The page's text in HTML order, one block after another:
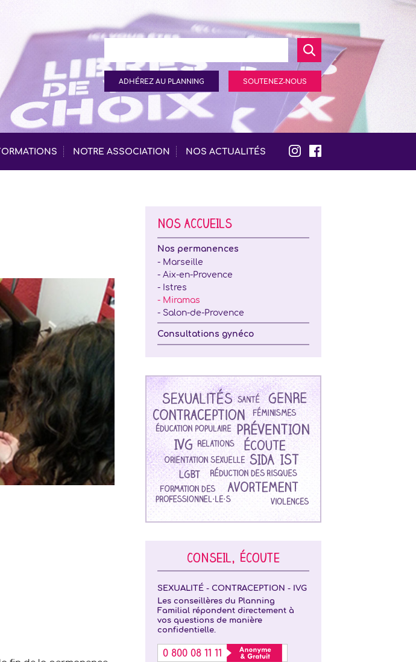
ADHÉREZ AU PLANNING SOUTENEZ-NOUS
NOTRE ASSOCIATION NOS ACTUALITÉS
NOS ACCUEILS
Nos permanences
- Marseille
- Aix-en-Provence
- Istres
- Miramas
- Salon-de-Provence
Consultations gynéco
CONSEIL, ÉCOUTE
SEXUALITÉ - CONTRACEPTION - IVG
Les conseillères du Planning
Familial répondent directement à
vos questions de manière
confidentielle.
0 800 08 11 11